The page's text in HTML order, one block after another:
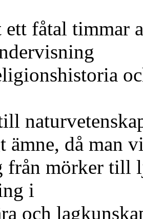
ett fåtal timmar
ämne, då man
från mörker till
i
och